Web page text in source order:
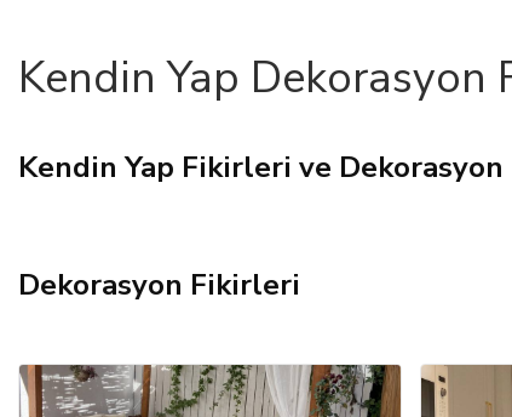
Kendin Yap Dekorasyon
Kendin Yap Fikirleri ve Dekorasyon
Dekorasyon Fikirleri